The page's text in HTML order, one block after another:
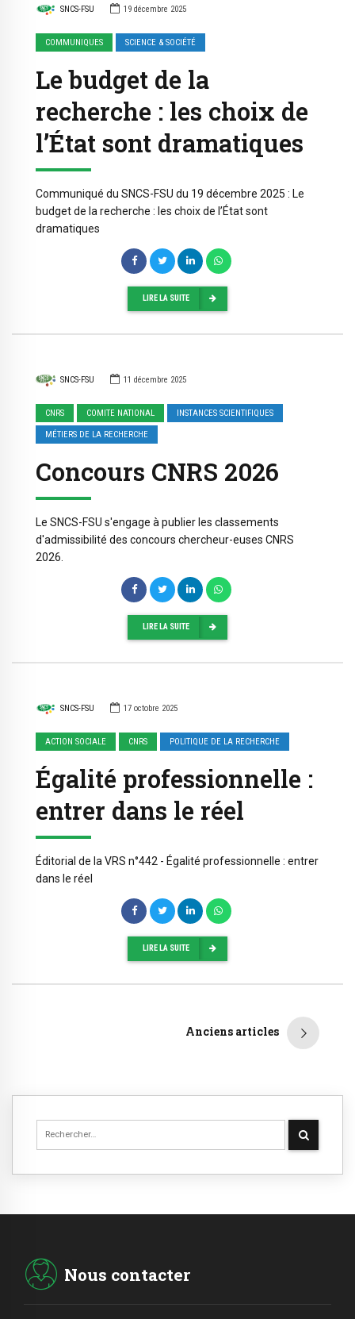
SNCS-FSU 19 décembre 2025
COMMUNIQUES SCIENCE & SOCIÉTÉ
Le budget de la
recherche : les choix de
l’État sont dramatiques
Communiqué du SNCS-FSU du 19 décembre 2025 : Le
budget de la recherche : les choix de l’État sont
dramatiques
LIRE LA SUITE
SNCS-FSU 11 décembre 2025
CNRS COMITE NATIONAL INSTANCES SCIENTIFIQUES
MÉTIERS DE LA RECHERCHE
Concours CNRS 2026
Le SNCS-FSU s'engage à publier les classements
d'admissibilité des concours chercheur-euses CNRS
2026.
LIRE LA SUITE
SNCS-FSU 17 octobre 2025
ACTION SOCIALE CNRS POLITIQUE DE LA RECHERCHE
Égalité professionnelle :
entrer dans le réel
Éditorial de la VRS n°442 - Égalité professionnelle : entrer
dans le réel
LIRE LA SUITE
Anciens articles
Nous contacter